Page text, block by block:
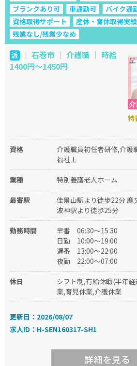
ブランクあり可
車通勤可 バイク通
資格取得サポート
産休・育休取得実
残業なし/残業少なめ
派｜ 石巻市 ｜ 介護職 ｜ 時給
1400円～1450円
特
資格
介護職員初任者研修,介護
福祉士
業種 特別養護老人ホーム
最寄駅
佳景山駅より徒歩22分 鹿
波神駅より徒歩25分
勤務時間 早番
06:30～15:30
日勤
10:00～19:00
遅番
13:00～22:00
夜勤
22:00～07:00
休日
シフト制,有給休暇(半年
業,育児休業,介護休業
更新日：2026/08/07
求人ID：H-SEN160317-SH1